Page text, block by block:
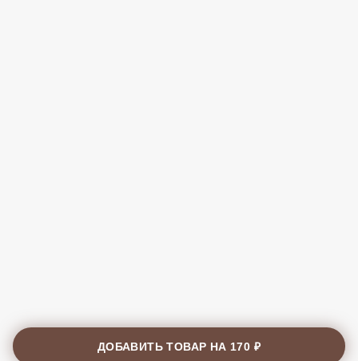
ДОБАВИТЬ ТОВАР НА 170 ₽